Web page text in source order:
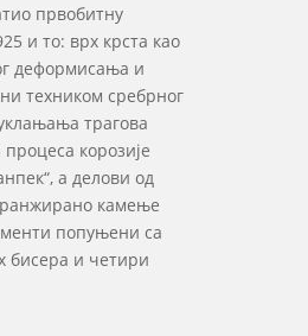
првобитну
и то: врх крста као
деформисања и
техником сребрног
трагова
корозије
а делови од
камење
попуњени са
бисера и четири